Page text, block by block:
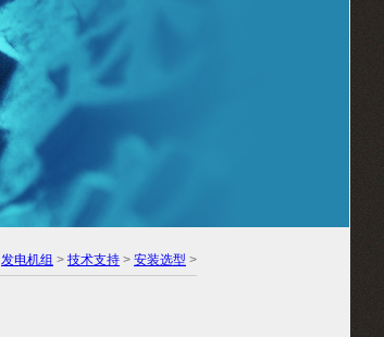
发电机组 > 技术支持 > 安装选型 >